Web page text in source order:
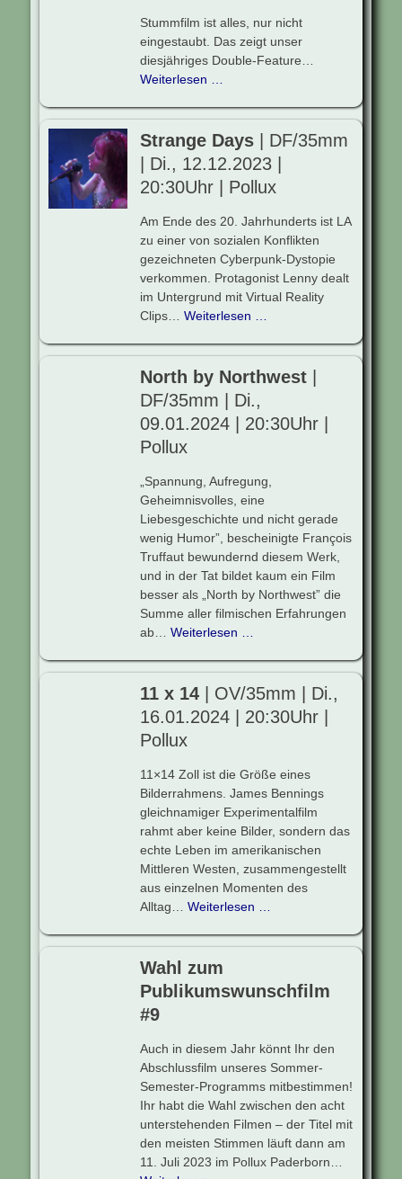
Stummfilm ist alles, nur nicht
eingestaubt. Das zeigt unser
diesjähriges Double-Feature…
Weiterlesen …
Strange Days | DF/35mm
| Di., 12.12.2023 |
20:30Uhr | Pollux
Am Ende des 20. Jahrhunderts ist LA
zu einer von sozialen Konflikten
gezeichneten Cyberpunk-Dystopie
verkommen. Protagonist Lenny dealt
im Untergrund mit Virtual Reality
Clips… Weiterlesen …
North by Northwest
DF/35mm | Di.,
09.01.2024 | 20:30Uhr |
Pollux
„Spannung, Aufregung,
Geheimnisvolles, eine
Liebesgeschichte und nicht gerade
wenig Humor”, bescheinigte François
Truffaut bewundernd diesem Werk,
und in der Tat bildet kaum ein Film
besser als „North by Northwest” die
Summe aller filmischen Erfahrungen
ab… Weiterlesen …
11 x 14 | OV/35mm | Di.,
16.01.2024 | 20:30Uhr |
Pollux
11×14 Zoll ist die Größe eines
Bilderrahmens. James Bennings
gleichnamiger Experimentalfilm
rahmt aber keine Bilder, sondern das
echte Leben im amerikanischen
Mittleren Westen, zusammengestellt
aus einzelnen Momenten des
Alltag… Weiterlesen …
Wahl zum
Publikumswunschfilm
#9
Auch in diesem Jahr könnt Ihr den
Abschlussfilm unseres Sommer-
Semester-Programms mitbestimmen!
Ihr habt die Wahl zwischen den acht
unterstehenden Filmen – der Titel mit
den meisten Stimmen läuft dann am
11. Juli 2023 im Pollux Paderborn…